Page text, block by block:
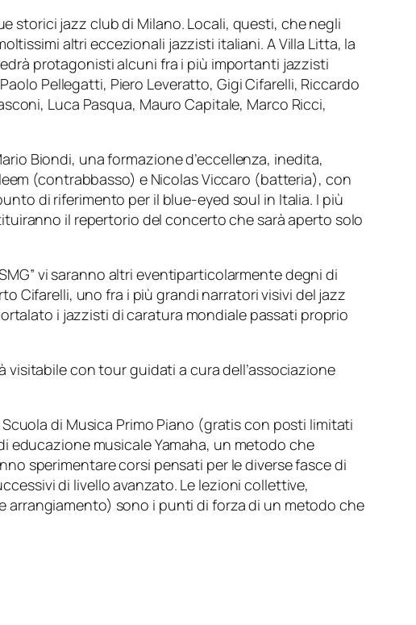
storici jazz club di Milano. Locali, questi, che negli
altri eccezionali jazzisti italiani. A Villa Litta, la
protagonisti alcuni fra i più importanti jazzisti
Paolo Pellegatti, Piero Leveratto, Gigi Cifarelli, Riccardo
, Luca Pasqua, Mauro Capitale, Marco Ricci,
Biondi, una formazione d’eccellenza, inedita,
(contrabbasso) e Nicolas Viccaro (batteria), con
di riferimento per il blue-eyed soul in Italia. I più
il repertorio del concerto che sarà aperto solo
vi saranno altri eventiparticolarmente degni di
Cifarelli, uno fra i più grandi narratori visivi del jazz
i jazzisti di caratura mondiale passati proprio
visitabile con tour guidati a cura dell’associazione
Scuola di Musica Primo Piano (gratis con posti limitati
educazione musicaleYamaha, un metodo che
sperimentare corsi pensati per le diverse fasce di
di livello avanzato. Le lezioni collettive,
arrangiamento) sono i punti di forza di un metodo che